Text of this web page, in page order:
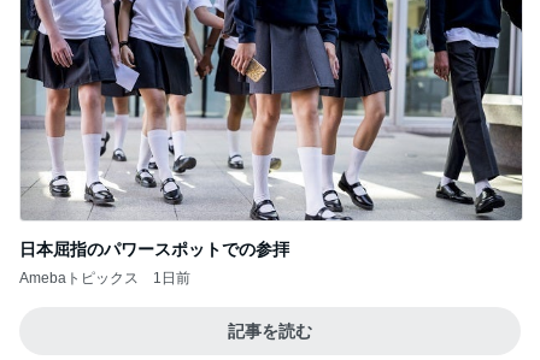
日本屈指のパワースポットでの参拝
Amebaトピックス 1日前
記事を読む